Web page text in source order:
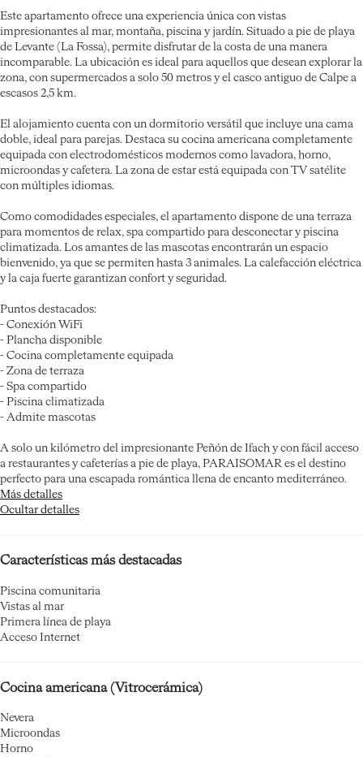
Este apartamento ofrece una experiencia única con vistas
impresionantes al mar, montaña, piscina y jardín. Situado a pie de playa
de Levante (La Fossa), permite disfrutar de la costa de una manera
incomparable. La ubicación es ideal para aquellos que desean explorar la
zona, con supermercados a solo 50 metros y el casco antiguo de Calpe a
escasos 2,5 km.
El alojamiento cuenta con un dormitorio versátil que incluye una cama
doble, ideal para parejas. Destaca su cocina americana completamente
equipada con electrodomésticos modernos como lavadora, horno,
microondas y cafetera. La zona de estar está equipada con TV satélite
con múltiples idiomas.
Como comodidades especiales, el apartamento dispone de una terraza
para momentos de relax, spa compartido para desconectar y piscina
climatizada. Los amantes de las mascotas encontrarán un espacio
bienvenido, ya que se permiten hasta 3 animales. La calefacción eléctrica
y la caja fuerte garantizan confort y seguridad.
Puntos destacados:
- Conexión WiFi
- Plancha disponible
- Cocina completamente equipada
- Zona de terraza
- Spa compartido
- Piscina climatizada
- Admite mascotas
A solo un kilómetro del impresionante Peñón de Ifach y con fácil acceso
a restaurantes y cafeterías a pie de playa, PARAISOMAR es el destino
perfecto para una escapada romántica llena de encanto mediterráneo.
Más detalles
Ocultar detalles
Características más destacadas
Piscina comunitaria
Vistas al mar
Primera línea de playa
Acceso Internet
Cocina americana (Vitrocerámica)
Nevera
Microondas
Horno